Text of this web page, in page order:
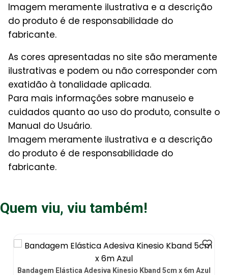
Imagem meramente ilustrativa e a descrição
do produto é de responsabilidade do
fabricante.
As cores apresentadas no site são meramente
ilustrativas e podem ou não corresponder com
exatidão à tonalidade aplicada.
Para mais informações sobre manuseio e
cuidados quanto ao uso do produto, consulte o
Manual do Usuário.
Imagem meramente ilustrativa e a descrição
do produto é de responsabilidade do
fabricante.
Quem viu, viu também!
6m Azul Bandagem Elástica KinesioSport Pré-cortada